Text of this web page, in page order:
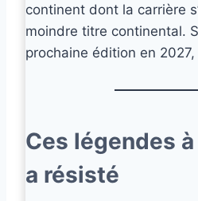
continent dont la carrière
moindre titre continental.
prochaine édition en
Ces légendes
a résisté